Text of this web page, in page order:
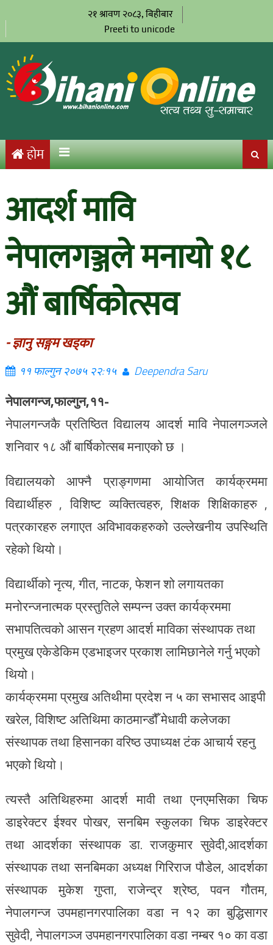
२१ श्रावण २०८३, बिहीबार
Preeti to unicode
होम
आदर्श मावि
नेपालगञ्जले मनायो १८
औं बार्षिकोत्सव
- ज्ञानु सङ्गम खड्का
११ फाल्गुन २०७५ २२:१५ Deependra Saru
नेपालगन्ज,फाल्गुन,११-
नेपालगन्जकै प्रतिष्ठित विद्यालय आदर्श मावि नेपालगञ्जले
शनिवार १८ औं बार्षिकोत्सब मनाएको छ ।
विद्यालयको आफ्नै प्राङ्गणमा आयोजित कार्यक्रममा
विद्यार्थीहरु , विशिष्ट व्यक्तित्वहरु, शिक्षक शिक्षिकाहरु ,
पत्रकारहरु लगाएत अविभावकहरुको उल्लेखनीय उपस्थिति
रहेको थियो।
विद्यार्थीको नृत्य, गीत, नाटक, फेशन शो लगायतका
मनोरन्जनात्मक प्रस्तुतिले सम्पन्न उक्त कार्यक्रममा
सभापतित्वको आसन ग्रहण आदर्श माविका संस्थापक तथा
प्रमुख एकेडेकिम एडभाइजर प्रकाश लामिछानेले गर्नु भएको
थियो।
कार्यक्रममा प्रमुख अतिथीमा प्रदेश न ५ का सभासद आइपी
खरेल, विशिष्ट अतिथिमा काठमान्डौँ मेधावी कलेजका
संस्थापक तथा हिसानका वरिष्ठ उपाध्यक्ष टंक आचार्य रहनु
भएको थियो।
त्यस्तै अतिथिहरुमा आदर्श मावी तथा एनएमसिका चिफ
डाइरेक्टर ईश्वर पोखर, सनबिम स्कुलका चिफ डाइरेक्टर
तथा आदर्शका संस्थापक डा. राजकुमार सुवेदी,आदर्शका
संस्थापक तथा सनबिमका अध्यक्ष गिरिराज पौडेल, आदर्शका
संस्थापक मुकेश गुप्ता, राजेन्द्र श्रेष्ठ, पवन गौतम,
नेपालगन्ज उपमहानगरपालिका वडा न १२ का बुद्धिसागर
सुवेदी, नेपालगञ्ज उपमहानगरपालिका वडा नम्बर १० का वडा